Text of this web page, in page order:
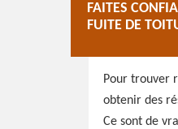
FAITES
FUITE DE
Pour trouver
obtenir des
Ce sont de